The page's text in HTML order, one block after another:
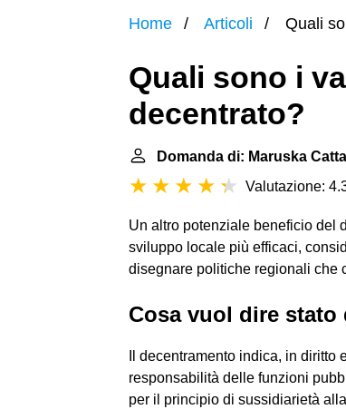
Home Articoli Quali
Quali sono i
decentrato?
Domanda di: Maruska
Valutazione:
Un altro potenziale beneficio del
sviluppo locale più efficaci,
disegnare politiche regionali che
Cosa vuol dire stato
Il decentramento indica, in
responsabilità delle funzioni
per il principio di sussidiarietà